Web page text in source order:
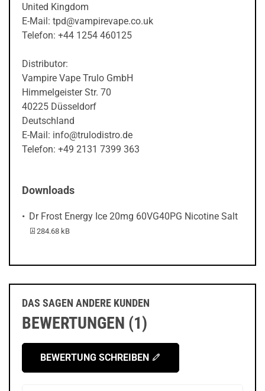
United Kingdom
E-Mail: tpd@vampirevape.co.uk
Telefon: +44 1254 460125
Distributor:
Vampire Vape Trulo GmbH
Himmelgeister Str. 70
40225 Düsseldorf
Deutschland
E-Mail: info@trulodistro.de
Telefon: +49 2131 7399 363
Downloads
Dr Frost Energy Ice 20mg 60VG40PG Nicotine Salt
PDF-Datei:
284.68 kB
DAS SAGEN ANDERE KUNDEN
BEWERTUNGEN (1)
BEWERTUNG SCHREIBEN